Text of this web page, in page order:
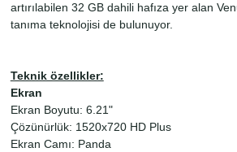
artırılabilen 32 GB dahili hafıza yer alan
tanıma teknolojisi de bulunuyor.
Teknik özellikler:
Ekran
Ekran Boyutu: 6.21"
Çözünürlük: 1520x720 HD Plus
Ekran Camı: Panda